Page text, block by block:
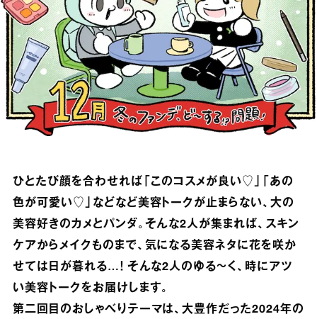
ひとたび顔を合わせれば「このコスメが良い♡」「あの
色が可愛い♡」などなど美容トークが止まらない、大の
美容好きのカメとパンダ。そんな2人が集まれば、スキン
ケアからメイクものまで、気になる美容ネタに花を咲か
せては日が暮れる…！ そんな2人のゆる〜く、時にアツ
い美容トークをお届けします。
第二回目のおしゃべりテーマは、大豊作だった2024年の